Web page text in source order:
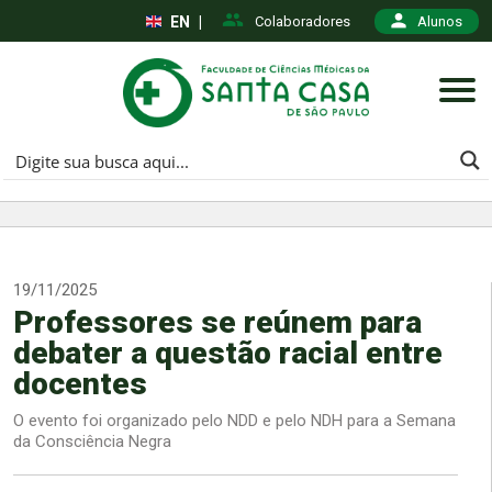
Colaboradores Alunos
EN
19/11/2025
Professores se reúnem para
debater a questão racial entre
docentes
O evento foi organizado pelo NDD e pelo NDH para a Semana
da Consciência Negra